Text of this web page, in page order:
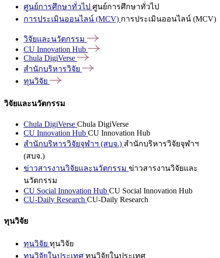
ศูนย์การศึกษาทั่วไป ศูนย์การศึกษาทั่วไป
การประเมินออนไลน์ (MCV) การประเมินออนไลน์ (MCV)
วิจัยและนวัตกรรม
CU Innovation Hub
Chula DigiVerse
สำนักบริหารวิจัย
ทุนวิจัย
วิจัยและนวัตกรรม
Chula DigiVerse Chula DigiVerse
CU Innovation Hub CU Innovation Hub
สำนักบริหารวิจัยจุฬาฯ (สบจ.) สำนักบริหารวิจัยจุฬาฯ
(สบจ.)
ข่าวสารงานวิจัยและนวัตกรรม ข่าวสารงานวิจัยและ
นวัตกรรม
CU Social Innovation Hub CU Social Innovation Hub
CU-Daily Research CU-Daily Research
ทุนวิจัย
ทุนวิจัย ทุนวิจัย
ทุนวิจัยในประเทศ ทุนวิจัยในประเทศ